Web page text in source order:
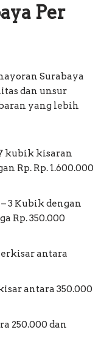
Per
Surabaya
dan unsur
yang lebih
kubik kisaran
Rp. Rp. 1.600.000
3 Kubik dengan
Rp. 350.000
antara
antara 350.000
250.000 dan